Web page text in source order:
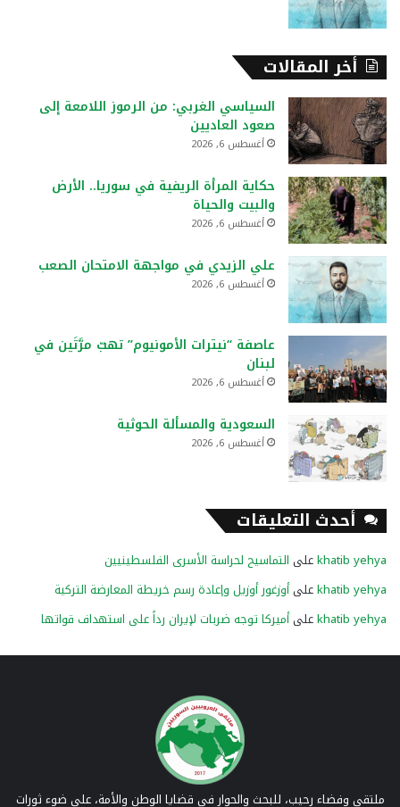
أخر المقالات
السياسي الغربي: من الرموز اللامعة إلى
صعود العاديين
أغسطس 6, 2026
حكاية المرأة الريفية في سوريا.. الأرض
والبيت والحياة
أغسطس 6, 2026
علي الزيدي في مواجهة الامتحان الصعب
أغسطس 6, 2026
عاصفة “نيترات الأمونيوم” تهبّ مرَّتَين في
لبنان
أغسطس 6, 2026
السعودية والمسألة الحوثية
أغسطس 6, 2026
أحدث التعليقات
khatib yehyaعلى التماسيح لحراسة الأسرى الفلسطينيين
khatib yehyaعلىأوزغور أوزيل وإعادة رسم خريطة المعارضة التركية
khatib yehyaعلىأميركا توجه ضربات لإيران رداً على استهداف قواتها
ملتقى وفضاء رحيب، للبحث والحوار في قضايا الوطن والأمة، على ضوء ثورات